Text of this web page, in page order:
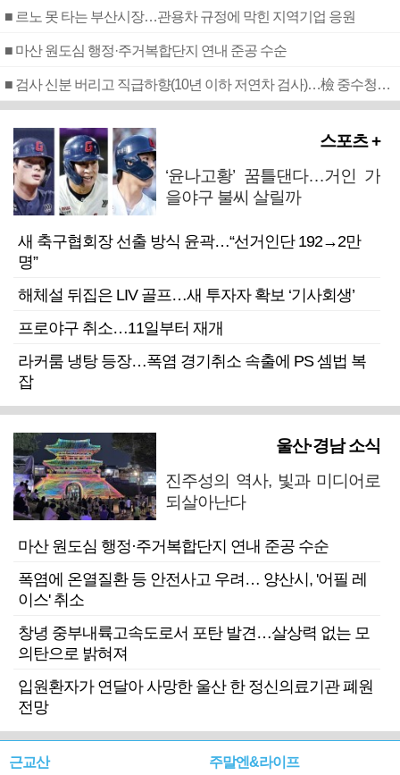
■ 르노 못 타는 부산시장…관용차 규정에 막힌 지역기업 응원
■ 마산 원도심 행정·주거복합단지 연내 준공 수순
■ 검사 신분 버리고 직급하향(10년 이하 저연차 검사)…檢 중수청행 기피
스포츠 +
‘윤나고황’ 꿈틀댄다…거인 가
을야구 불씨 살릴까
새 축구협회장 선출 방식 윤곽…“선거인단 192→2만
명”
해체설 뒤집은 LIV 골프…새 투자자 확보 ‘기사회생’
프로야구 취소…11일부터 재개
라커룸 냉탕 등장…폭염 경기취소 속출에 PS 셈법 복
잡
울산·경남 소식
진주성의 역사, 빛과 미디어로
되살아난다
마산 원도심 행정·주거복합단지 연내 준공 수순
폭염에 온열질환 등 안전사고 우려… 양산시, '어필 레
이스' 취소
창녕 중부내륙고속도로서 포탄 발견…살상력 없는 모
의탄으로 밝혀져
입원환자가 연달아 사망한 울산 한 정신의료기관 폐원
전망
근교산 주말엔&라이프